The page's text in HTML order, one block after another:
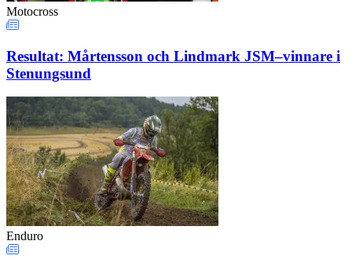
Motocross
Resultat: Mårtensson och Lindmark JSM–vinnare i
Stenungsund
Enduro